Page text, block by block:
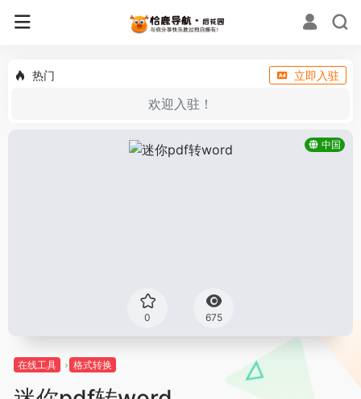
热门 立即入驻
欢迎入驻！
中国
0 675
在线工具 格式转换